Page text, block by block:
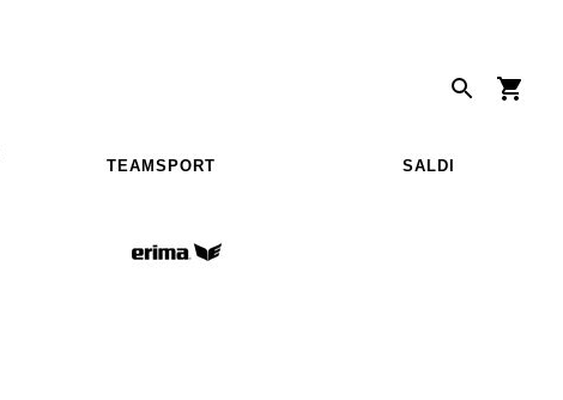
TEAMSPORT SALDI